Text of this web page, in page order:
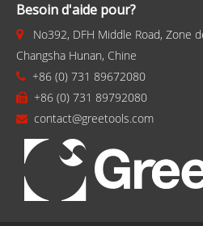
Besoin d'aide pour?
 No392, DFH Middle Road, Zone
Changsha Hunan, Chine
 +86 (0) 731 89672080
 +86 (0) 731 89792080
 contact@greetools.com